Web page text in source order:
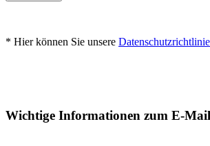
* Hier können Sie unsere
Wichtige Informationen zum E-